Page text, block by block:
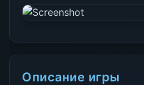
Описание игры